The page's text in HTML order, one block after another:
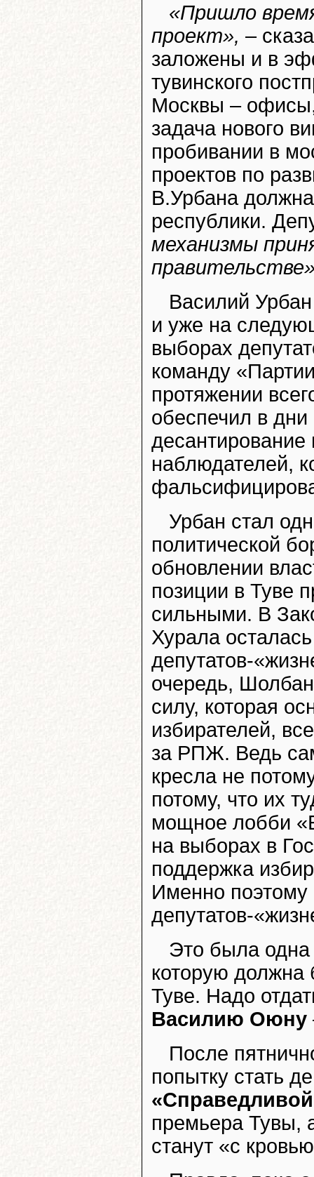
«Пришло
проект», –
заложены и в
тувинского
Москвы – офисы,
задача нового
пробивании в
проектов по
В.Урбана
республики.
механизмы
Василий
и уже на
выборах
команду
протяжении
обеспечил в дни
наблюдателей,
Урбан стал
политической
обновлении
позиции в Туве
сильными. В
Хурала
депутатов-
очередь,
силу, которая
избирателей,
за РПЖ. Ведь
кресла не
потому, что их
мощное лобби
на выборах в
поддержка
Именно поэтому
депутатов-
Это была одна
которую должна
Туве. Надо
Василию Оюну
После
попытку стать
премьера Тувы,
станут «с